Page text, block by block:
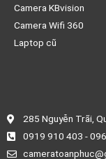
Camera KBvision
Camera Wifi 360
Laptop cũ
285 Nguyễn Trãi,
0919 910 403 -